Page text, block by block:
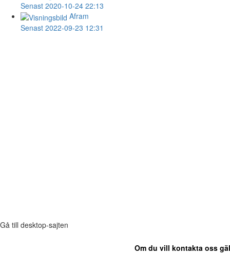
Senast 2020-10-24 22:13
Afram
Senast 2022-09-23 12:31
Gå till desktop-sajten
Om du vill kontakta oss